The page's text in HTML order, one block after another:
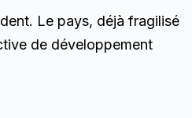
Le pays, déjà fragilisé
de développement